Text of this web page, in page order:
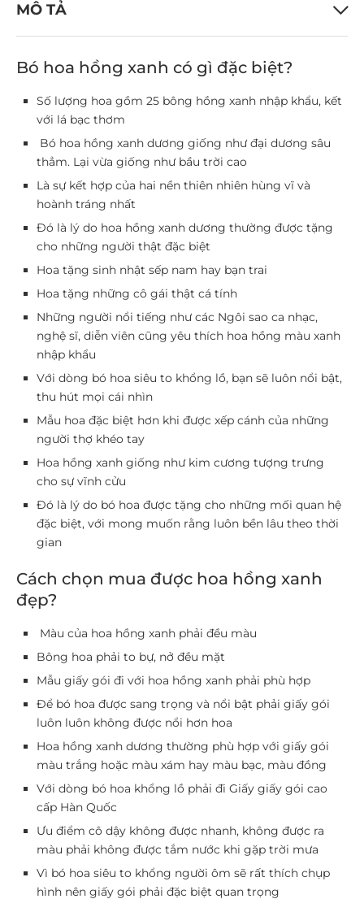
MÔ TẢ
Bó hoa hồng xanh có gì đặc biệt?
Số lượng hoa gồm 25 bông hồng xanh nhập khẩu, kết
với lá bạc thơm
Bó hoa hồng xanh dương giống như đại dương sâu
thẳm. Lại vừa giống như bầu trời cao
Là sự kết hợp của hai nền thiên nhiên hùng vĩ và
hoành tráng nhất
Đó là lý do hoa hồng xanh dương thường được tặng
cho những người thật đặc biệt
Hoa tặng sinh nhật sếp nam hay bạn trai
Hoa tặng những cô gái thật cá tính
Những người nổi tiếng như các Ngôi sao ca nhạc,
nghệ sĩ, diễn viên cũng yêu thích hoa hồng màu xanh
nhập khẩu
Với dòng bó hoa siêu to khổng lồ, bạn sẽ luôn nổi bật,
thu hút mọi cái nhìn
Mẫu hoa đặc biệt hơn khi được xếp cánh của những
người thợ khéo tay
Hoa hồng xanh giống như kim cương tượng trưng
cho sự vĩnh cửu
Đó là lý do bó hoa được tặng cho những mối quan hệ
đặc biệt, với mong muốn rằng luôn bền lâu theo thời
gian
Cách chọn mua được hoa hồng xanh
đẹp?
Màu của hoa hồng xanh phải đều màu
Bông hoa phải to bự, nở đều mặt
Mẫu giấy gói đi với hoa hồng xanh phải phù hợp
Để bó hoa được sang trọng và nổi bật phải giấy gói
luôn luôn không được nổi hơn hoa
Hoa hồng xanh dương thường phù hợp với giấy gói
màu trắng hoặc màu xám hay màu bạc, màu đồng
Với dòng bó hoa khổng lồ phải đi Giấy giấy gói cao
cấp Hàn Quốc
Ưu điểm cô dậy không được nhanh, không được ra
màu phải không được tắm nước khi gặp trời mưa
Vì bó hoa siêu to khổng người ôm sẽ rất thích chụp
hình nên giấy gói phải đặc biệt quan trọng